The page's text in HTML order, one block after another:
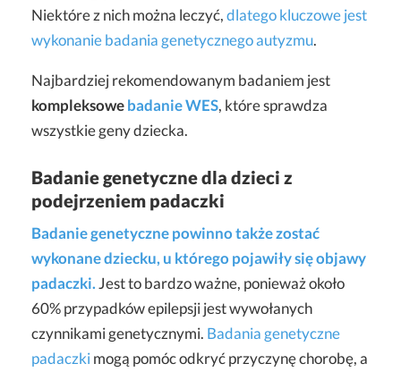
Niektóre z nich można leczyć,dlatego kluczowe jest
wykonanie badania genetycznego autyzmu.
Najbardziej rekomendowanym badaniem jest
kompleksowebadanie WES, które sprawdza
wszystkie geny dziecka.
Badanie genetyczne dla dzieci z
podejrzeniem padaczki
Badanie genetyczne powinno także zostać
wykonane dziecku, u którego pojawiły się objawy
padaczki.Jest to bardzo ważne, ponieważ około
60% przypadków epilepsji jest wywołanych
czynnikami genetycznymi. Badania genetyczne
padaczkimogą pomóc odkryć przyczynę chorobę, a